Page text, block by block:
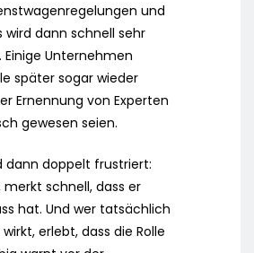
und
wird dann schnell sehr
Einige Unternehmen
später sogar wieder
Ernennung von Experten
gewesen seien.
dann doppelt frustriert:
schnell, dass er
hat. Und wer tatsächlich
erlebt, dass die Rolle